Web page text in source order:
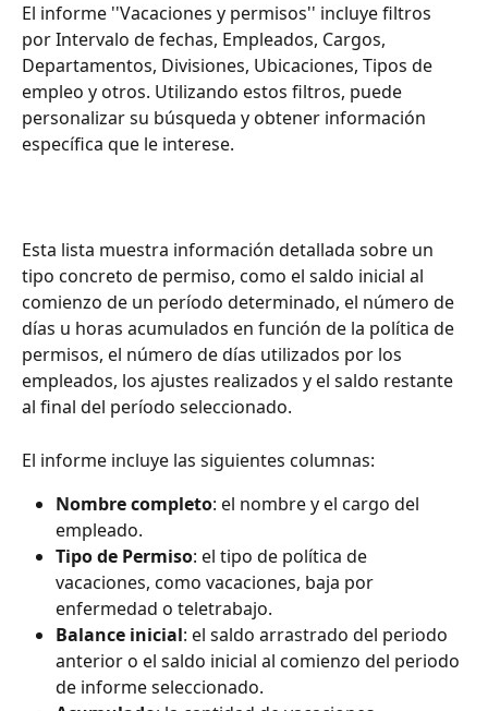
El informe ''Vacaciones y permisos'' incluye filtros
por Intervalo de fechas, Empleados, Cargos,
Departamentos, Divisiones, Ubicaciones, Tipos de
empleo y otros. Utilizando estos filtros, puede
personalizar su búsqueda y obtener información
específica que le interese.
Esta lista muestra información detallada sobre un
tipo concreto de permiso, como el saldo inicial al
comienzo de un período determinado, el número de
días u horas acumulados en función de la política de
permisos, el número de días utilizados por los
empleados, los ajustes realizados y el saldo restante
al final del período seleccionado.
El informe incluye las siguientes columnas:
Nombre completo: el nombre y el cargo del
empleado.
Tipo de Permiso: el tipo de política de
vacaciones, como vacaciones, baja por
enfermedad o teletrabajo.
Balance inicial: el saldo arrastrado del periodo
anterior o el saldo inicial al comienzo del periodo
de informe seleccionado.